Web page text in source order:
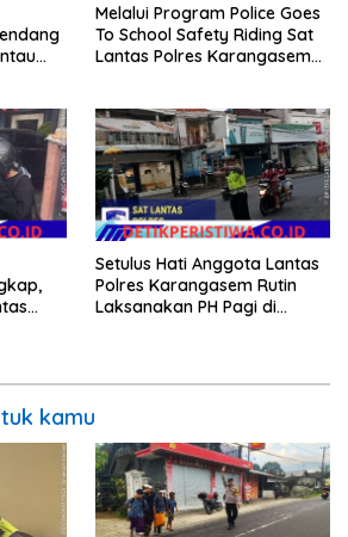
Melalui Program Police Goes
To School Safety Riding Sat
Lantas Polres Karangasem
Siswi SMP N 6 Abang
Setulus Hati Anggota Lantas
Polres Karangasem Rutin
Laksanakan PH Pagi di
kamu